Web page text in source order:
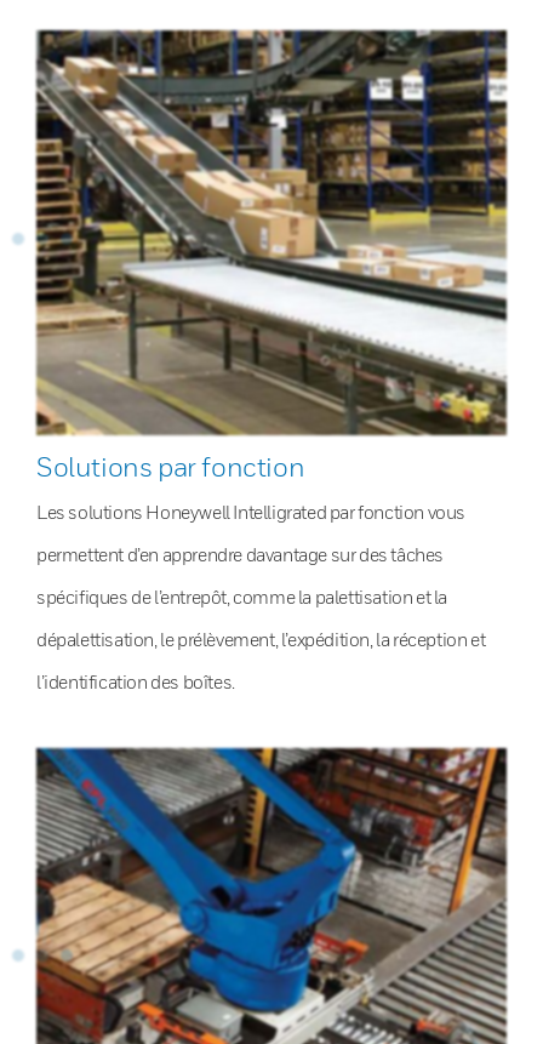
Solutions par fonction
Les solutions Honeywell Intelligrated par fonction vous
permettent d’en apprendre davantage sur des tâches
spécifiques de l’entrepôt, comme la palettisation et la
dépalettisation, le prélèvement, l’expédition, la réception et
l’identification des boîtes.